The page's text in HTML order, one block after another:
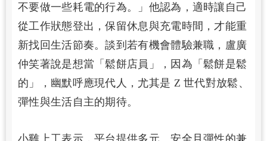
不要做一些耗電的行為。」他認為，適時讓自己
從工作狀態登出，保留休息與充電時間，才能重
新找回生活節奏。談到若有機會體驗兼職，盧廣
仲笑著說是想當「鬆餅店員」，因為「鬆餅是鬆
的」，幽默呼應現代人，尤其是 Z 世代對放鬆、
彈性與生活自主的期待。
小雞上工表示，平台提供多元、安全且彈性的兼